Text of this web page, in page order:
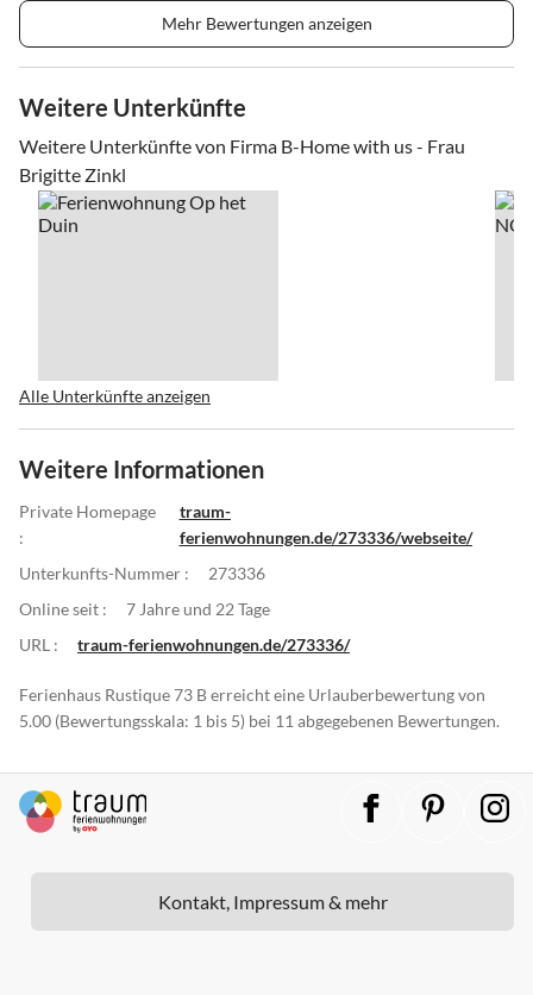
Mehr Bewertungen anzeigen
Weitere Unterkünfte
Weitere Unterkünfte von Firma B-Home with us - Frau
Brigitte Zinkl
Alle Unterkünfte anzeigen
Weitere Informationen
Private Homepage
:
traum-
ferienwohnungen.de/273336/webseite/
Unterkunfts-Nummer :
273336
Online seit :
7 Jahre und 22 Tage
URL :
traum-ferienwohnungen.de/273336/
Ferienhaus Rustique 73 B erreicht eine Urlauberbewertung von
5.00 (Bewertungsskala: 1 bis 5) bei 11 abgegebenen Bewertungen.
Kontakt, Impressum & mehr